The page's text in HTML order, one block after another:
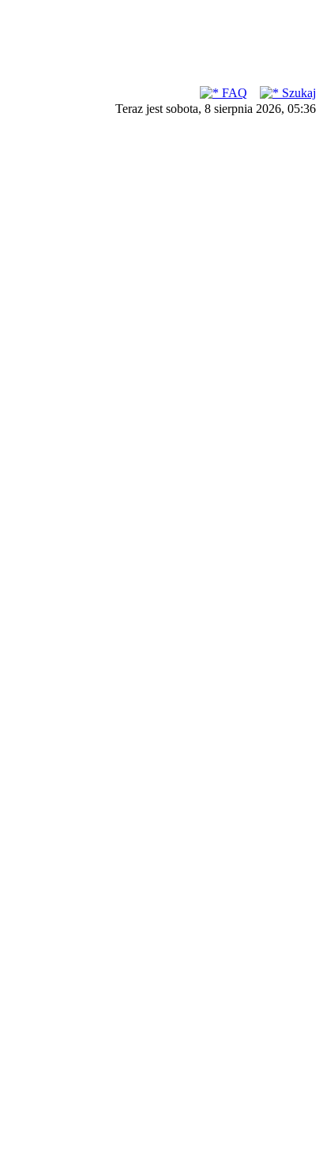
FAQ
Szukaj
Teraz jest sobota, 8 sierpnia 2026, 05:36